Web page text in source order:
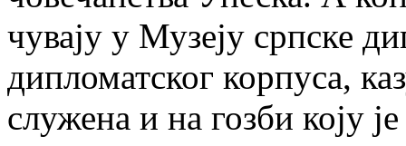
чувају у Музеју српске
дипломатског корпуса,
служена и на гозби коју